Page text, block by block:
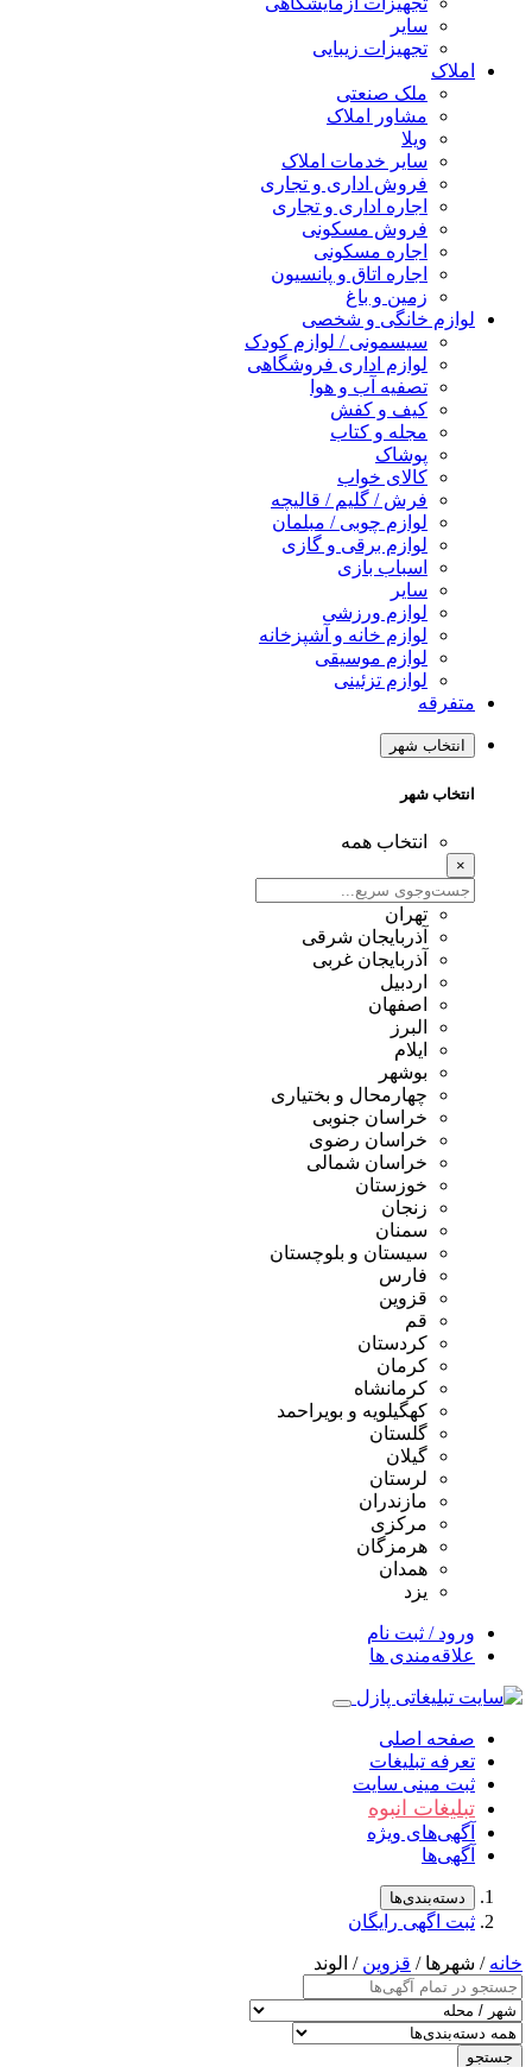
سایر
تجهیزات زیبایی
املاک
ملک صنعتی
مشاور املاک
ویلا
سایر خدمات املاک
فروش اداری و تجاری
اجاره اداری و تجاری
فروش مسکونی
اجاره مسکونی
اجاره اتاق و پانسیون
زمین و باغ
لوازم خانگی و شخصی
سیسمونی / لوازم کودک
لوازم اداری فروشگاهی
تصفیه آب و هوا
کیف و کفش
مجله و کتاب
پوشاک
کالای خواب
فرش / گلیم / قالیچه
لوازم چوبی / مبلمان
لوازم برقی و گازی
اسباب بازی
سایر
لوازم ورزشی
لوازم خانه و آشپزخانه
لوازم موسیقی
لوازم تزئینی
متفرقه
انتخاب شهر
انتخاب شهر
انتخاب همه
×
تهران
آذربایجان شرقی
آذربایجان غربی
اردبیل
اصفهان
البرز
ایلام
بوشهر
چهارمحال و بختیاری
خراسان جنوبی
خراسان رضوی
خراسان شمالی
خوزستان
زنجان
سمنان
سیستان و بلوچستان
فارس
قزوین
قم
کردستان
کرمان
کرمانشاه
کهگیلویه و بویراحمد
گلستان
گیلان
لرستان
مازندران
مرکزی
هرمزگان
همدان
یزد
ورود / ثبت نام
علاقه‌مندی ها
صفحه اصلی
تعرفه تبلیغات
ثبت مینی سایت
تبلیغات انبوه
آگهی‌های ویژه
آگهی‌ها
دسته‌بندی‌ها
ثبت اگهی رایگان
خانه / شهرها / قزوین / الوند
جستجو